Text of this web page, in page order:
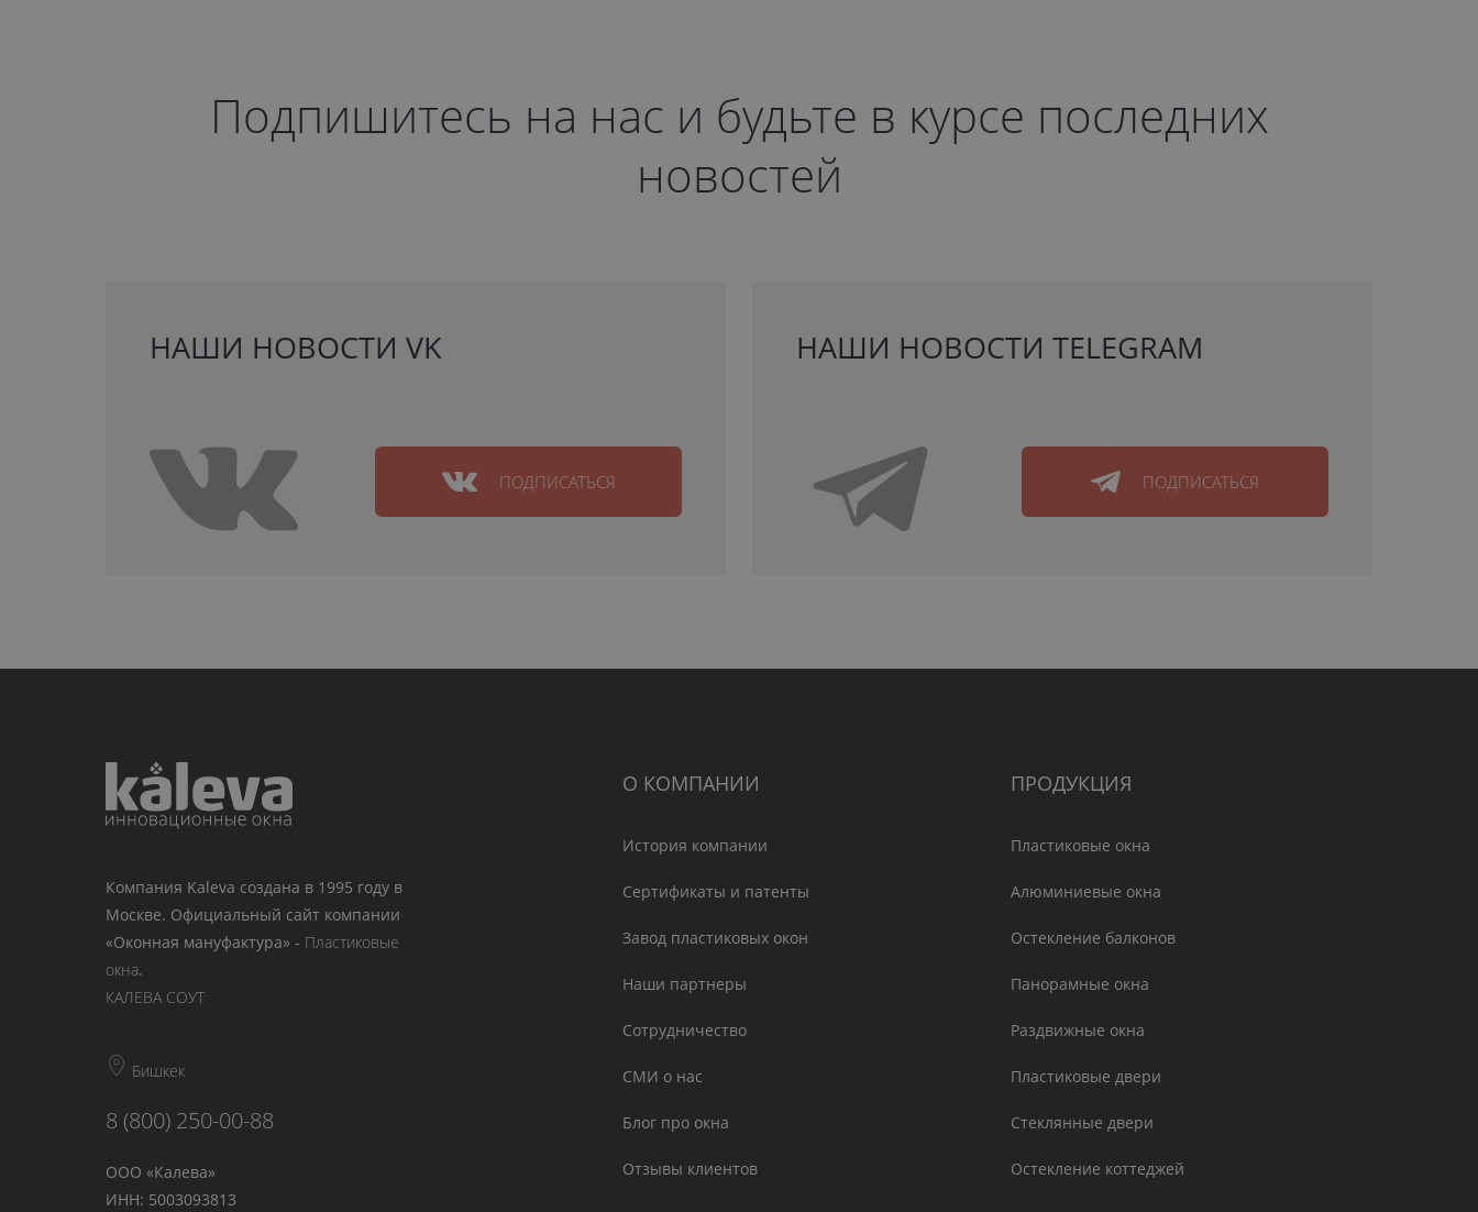
Подпишитесь на нас и будьте в курсе последних
новостей
НАШИ НОВОСТИ VK
ПОДПИСАТЬСЯ
НАШИ НОВОСТИ TELEGRAM
ПОДПИСАТЬСЯ
Компания Kaleva создана в 1995 году в
Москве. Официальный сайт компании
«Оконная мануфактура» - Пластиковые
окна.
КАЛЕВА СОУТ
Бишкек
8 (800) 250-00-88
ООО «Калева»
ИНН: 5003093813
О КОМПАНИИ
История компании
Сертификаты и патенты
Завод пластиковых окон
Наши партнеры
Сотрудничество
СМИ о нас
Блог про окна
Отзывы клиентов
ПРОДУКЦИЯ
Пластиковые окна
Алюминиевые окна
Остекление балконов
Панорамные окна
Раздвижные окна
Пластиковые двери
Стеклянные двери
Остекление коттеджей